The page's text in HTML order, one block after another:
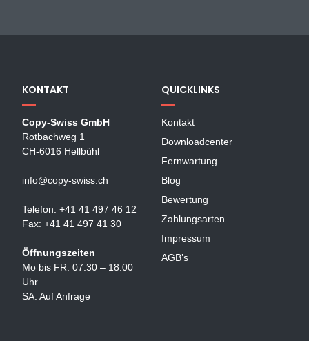
KONTAKT
Copy-Swiss GmbH
Rotbachweg 1
CH-6016 Hellbühl
info@copy-swiss.ch
Telefon: +41 41 497 46 12
Fax: +41 41 497 41 30
Öffnungszeiten
Mo bis FR: 07.30 – 18.00
Uhr
SA: Auf Anfrage
QUICKLINKS
Kontakt
Downloadcenter
Fernwartung
Blog
Bewertung
Zahlungsarten
Impressum
AGB’s